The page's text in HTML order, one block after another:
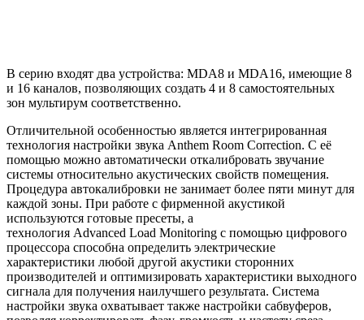
В серию входят два устройства: MDA8 и MDA16, имеющие 8
и 16 каналов, позволяющих создать 4 и 8 самостоятельных
зон мультирум соответственно.
Отличительной особенностью является интегрированная
технология настройки звука Anthem Room Correction. С её
помощью можно автоматически откалибровать звучание
системы относительно акустических свойств помещения.
Процедура автокалибровки не занимает более пяти минут для
каждой зоны. При работе с фирменной акустикой
используются готовые пресеты, а
технология Advanced Load Monitoring с помощью цифрового
процессора способна определить электрические
характеристики любой другой акустики сторонних
производителей и оптимизировать характеристики выходного
сигнала для получения наилучшего результата. Система
настройки звука охватывает также настройки сабвуферов,